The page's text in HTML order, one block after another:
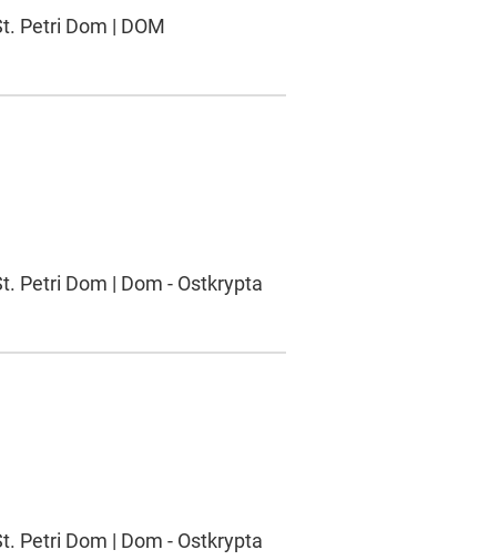
Petri Dom | DOM
Petri Dom | Dom - Ostkrypta
Petri Dom | Dom - Ostkrypta